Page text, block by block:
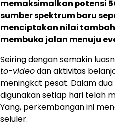
memaksimalkan potensi
sumber spektrum baru
menciptakan nilai
membuka jalan menuju
Seiring dengan semakin
to-videodan aktivitas
meningkat pesat. Dalam
digunakan setiap hari telah
Yang, perkembangan ini
seluler.